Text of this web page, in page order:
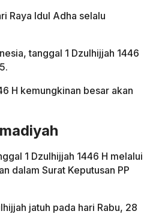
Raya Idul Adha selalu
tanggal 1 Dzulhijjah 1446
H kemungkinan besar akan
1 Dzulhijjah 1446 H melalui
dalam Surat Keputusan PP
jatuh pada hari Rabu, 28